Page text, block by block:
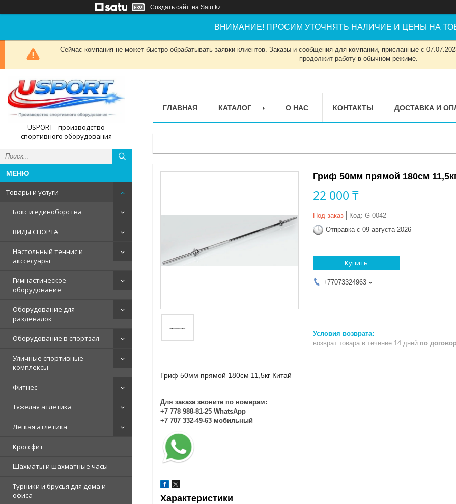
Создать сайт на Satu.kz
ВНИМАНИЕ! ПРОСИМ УТОЧНЯТЬ НАЛИЧИЕ И ЦЕНЫ НА
Сейчас компания не может быстро обрабатывать заявки клиентов. Заказы и сообщения для компании, присланные с
продолжит работу в обычном режиме.
USPORT - производство
спортивного оборудования
Товары и услуги
Бокс и единоборства
ВИДЫ СПОРТА
Настольный теннис и
акссесуары
Гимнастическое
оборудование
Оборудование для
раздевалок
Оборудование в спортзал
Уличные спортивные
комплексы
Фитнес
Тяжелая атлетика
Легкая атлетика
Кроссфит
Шахматы и шахматные часы
Турники и брусья для дома и
офиса
ГЛАВНАЯ КАТАЛОГ О НАС КОНТАКТЫ ДОСТАВКА И
Гриф 50мм прямой 180см
22 000 ₸
Под заказ Код: G-0042
Отправка с 09 августа 2026
Купить
+77073324963
возврат товара в течение 14 дней по
Гриф 50мм прямой 180см 11,5кг Китай
Для заказа звоните по номерам:
+7 778 988-81-25 WhatsApp
+7 707 332-49-63 мобильный
Характеристики